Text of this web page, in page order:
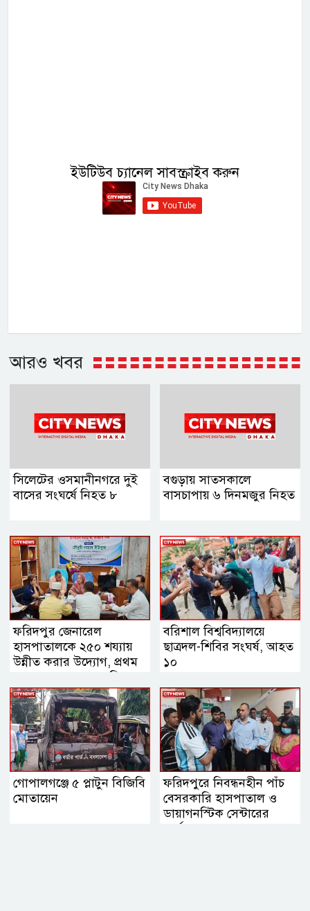
ইউটিউব চ্যানেল সাবস্ক্রাইব করুন
আরও খবর
সিলেটের ওসমানীনগরে দুই
বাসের সংঘর্ষে নিহত ৮
বগুড়ায় সাতসকালে
বাসচাপায় ৬ দিনমজুর নিহত
ফরিদপুর জেনারেল
হাসপাতালকে ২৫০ শয্যায়
উন্নীত করার উদ্যোগ, প্রথম
ব্যবস্থাপনা সভায় এমপি
নায়াব ইউসুফ
বরিশাল বিশ্ববিদ্যালয়ে
ছাত্রদল-শিবির সংঘর্ষ, আহত
১০
গোপালগঞ্জে ৫ প্লাটুন বিজিবি
মোতায়েন
ফরিদপুরে নিবন্ধনহীন পাঁচ
বেসরকারি হাসপাতাল ও
ডায়াগনস্টিক সেন্টারের
কার্যক্রম বন্ধ